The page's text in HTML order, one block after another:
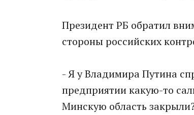
Президент РБ обратил
стороны российских
- Я у Владимира Путина
предприятии какую-то
Минскую область